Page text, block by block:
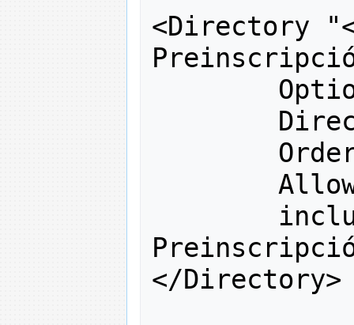
<Directory
Options
Order
Allow
</Directory>